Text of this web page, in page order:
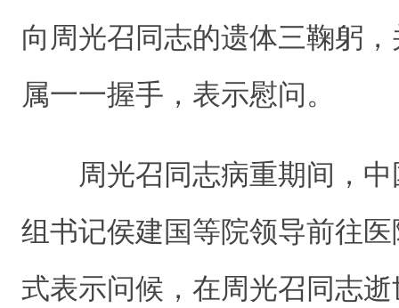
向周光召同志的遗体三鞠躬
属一一握手，表示慰问。
周光召同志病重期间，
组书记侯建国等院领导前往
式表示问候，在周光召同志